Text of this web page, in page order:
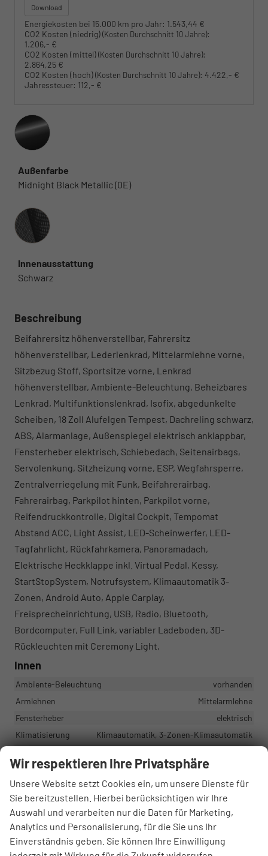
Download
Energiekosten bei 15.000 km pro Jahr: 1.543,44 €
CO2 Kosten (niedrig)(Kosten Durchschnitt 10 Jahre):
1.206,- €
CO2 Kosten (mittel)(Kosten Durchschnitt 10 Jahre):
2.864,25 €
CO2 Kosten (hoch)(Kosten Durchschnitt 10 Jahre): 4.422,- €
Jahressteuer: 112,- €
Außenfarbe
Midnight Black Metallic (0E)
Innenausstattung
Innenausstattung
Schwarz
Beschreibung
Beifahrersitz höhenverstellbar, Fahrersitz
höhenverstellbar, Lederlenkrad, Mittelarmlehne vorne,
Sitzbezug Stoff, Sportsitze vorne, Lenkrad
höhenverstellbar, Ambiente-Beleuchtung, Beheizbares
Lenkrad, Multifunktionslenkrad, Isofix, abgedunkelte
Scheiben, 18 Zoll Alufelgen Tempest, Dachreling schwarz,
ABS, Alarmanlage, Außenspiegel elektrisch anklappbar,
Fensterheber elektrisch, Schiebedach, Seitenairbags,
Servolenkung, Sitzheizung vorne, ESP, Wegfahrsperre,
Zentralverriegelung mit Funk, Beifahrerairbag,
Fahrerairbag, Parkpilot hinten, Parkpilot vorne,
Reifendruckkontrolle, Digital Cockpit, Tempomat
Abstand ACC, Light Assist, LED-Scheinwerfer, LED-
Tagfahrlicht, Rückfahrkamera, Panoramadach,
Elektrische Heckklappe inkl. Virtual Pedal, Kessy,
StartStopSystem, Notrufsystem, Klimaautomatik 3-
Zonen, Android Auto, Apple Carplay,
Freisprecheinrichtung, USB, Radio, Bluetooth,
Bordcomputer, Full Link, variabler Ladeboden, 3D-
Rückleuchten mit Ceremony Light,
Innen
Ambiente-Beleuchtung
vorhanden
Armlehnen
Mittelarmlehne
Fensterheber
elektrisch
Klimatisierung
Klimaautomatik, 3-Zonen-Klimaautomatik
in Leder, höhenverstellbar, mit Multifunktionen, mit
Lenkradheizung
Isofix (Kindersitzbefestigung), Sitzheizung, Sportsitze
Sitze: Verstellbarkeit
Höhenverstellbarer Fahrersitz
Infotainment & Kommunikation
Wir respektieren Ihre Privatsphäre
Unsere Website setzt Cookies ein, um unsere Dienste für
Sie bereitzustellen. Hierbei berücksichtigen wir Ihre
Auswahl und verarbeiten nur die Daten für Marketing,
Analytics und Personalisierung, für die Sie uns Ihr
Einverständnis geben. Sie können Ihre Einwilligung